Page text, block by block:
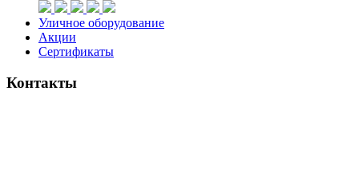
Уличное оборудование
Акции
Сертификаты
Контакты